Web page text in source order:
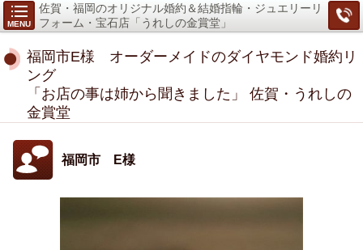
MENU
佐賀・福岡のオリジナル婚約＆結婚指輪・ジュエリーリ
フォーム・宝石店「うれしの金賞堂」
福岡市E様 オーダーメイドのダイヤモンド婚約リ
ング
「お店の事は姉から聞きました」
佐賀・うれしの
金賞堂
福岡市 E様